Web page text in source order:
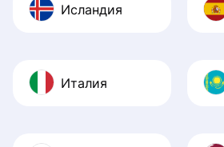
Исландия
Италия